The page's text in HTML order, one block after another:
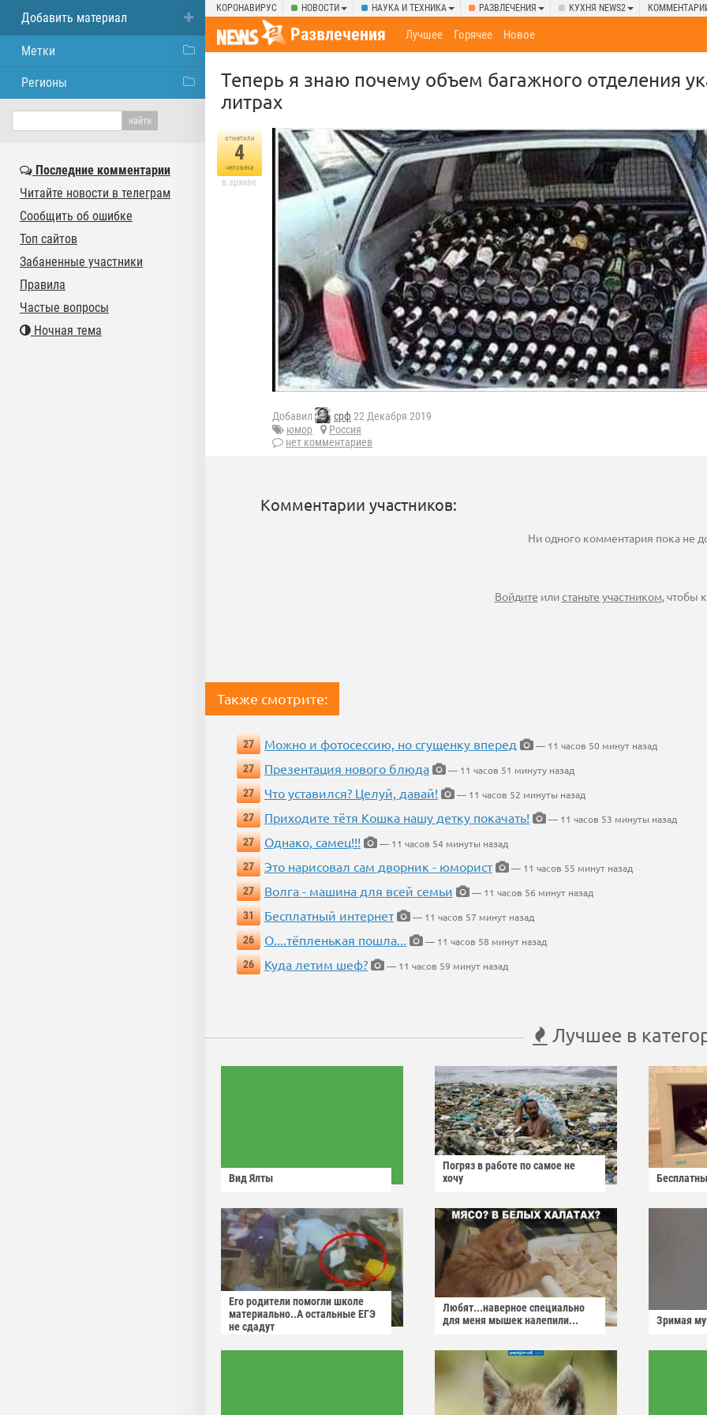
КОРОНАВИРУС НОВОСТИ НАУКА И ТЕХНИКА РАЗВЛЕЧЕНИЯ КУХНЯ NEWS2
Развлечения Лучшее Горячее Новое
Теперь я знаю почему объем багажного отделения
литрах
отметили
4
человека
в архиве
Добавил срф 22 Декабря 2019
юмор
Россия
нет комментариев
Комментарии участников:
Ни одного комментария пока не
Войдите илистаньте участником, чтобы
Также смотрите:
27 Можно и фотосессию, но сгущенку вперед
— 11 часов 50 минут назад
27
Презентация нового блюда
— 11 часов 51 минуту назад
27
Что уставился? Целуй, давай!
— 11 часов 52 минуты назад
27
Приходите тётя Кошка нашу детку покачать!
— 11 часов 53 минуты назад
27
Однако, самец!!!
— 11 часов 54 минуты назад
27
Это нарисовал сам дворник - юморист
— 11 часов 55 минут назад
27
Волга - машина для всей семьи
— 11 часов 56 минут назад
31
Бесплатный интернет
— 11 часов 57 минут назад
26
О....тёпленькая пошла...
— 11 часов 58 минут назад
26
Куда летим шеф? — 11 часов 59 минут назад
Лучшее в
Вид Ялты
Погряз в работе по самое не
хочу
Его родители помогли школе
материально..А остальные ЕГЭ
не сдадут
Любят...наверное специально
для меня мышек налепили...
Зримая
Добавить материал
Метки
Регионы
Последние комментарии
Читайте новости в телеграм
Сообщить об ошибке
Топ сайтов
Забаненные участники
Правила
Частые вопросы
Ночная тема